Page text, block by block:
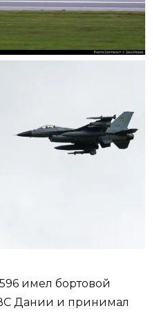
имел бортовой
Дании и принимал